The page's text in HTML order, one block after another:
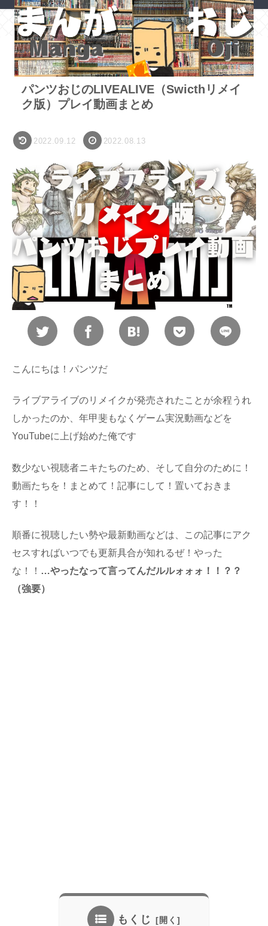
ホーム アプリ・ゲーム
パンツおじのLIVEALIVE（Swicthリメイ
ク版）プレイ動画まとめ
2022.09.12 2022.08.13
こんにちは！パンツだ
ライブアライブのリメイクが発売されたことが余程うれ
しかったのか、年甲斐もなくゲーム実況動画などを
YouTubeに上げ始めた俺です
数少ない視聴者ニキたちのため、そして自分のために！
動画たちを！まとめて！記事にして！置いておきま
す！！
順番に視聴したい勢や最新動画などは、この記事にアク
セスすればいつでも更新具合が知れるぜ！やった
な！！ …やったなって言ってんだルルォォォ！！？？
（強要）
もくじ